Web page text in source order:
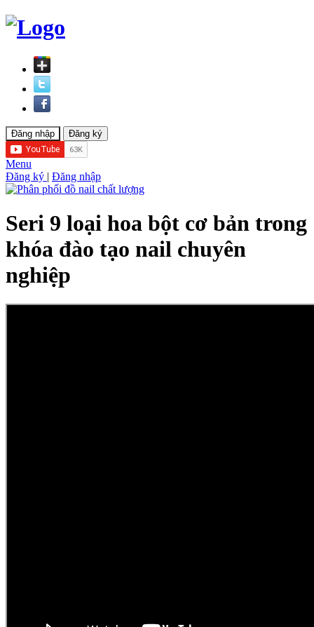
Menu
Đăng ký | Đăng nhập
Seri 9 loại hoa bột cơ bản trong
khóa đào tạo nail chuyên
nghiệp